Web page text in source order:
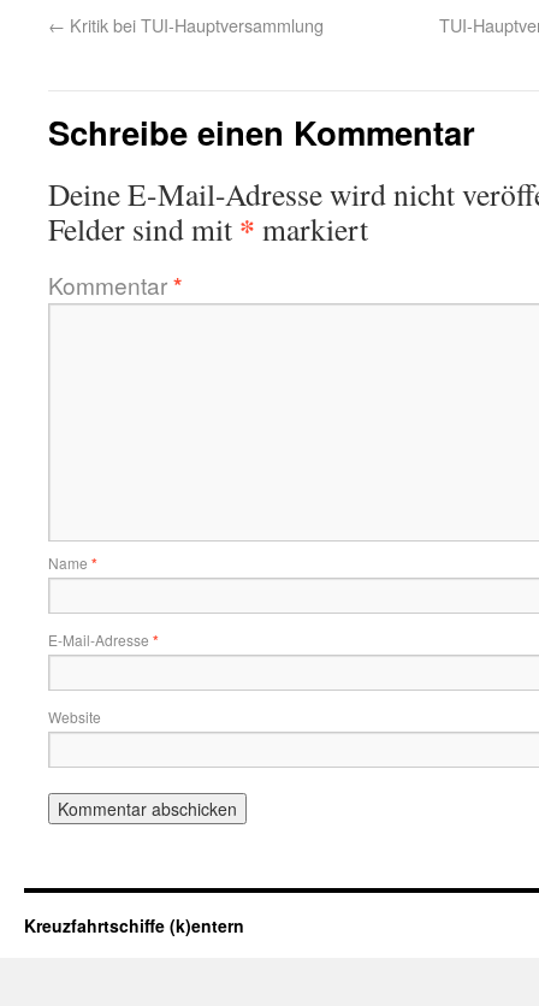
← Kritik bei TUI-Hauptversammlung TUI-
Schreibe einen Kommentar
Deine E-Mail-Adresse wird nicht
Felder sind mit * markiert
Kommentar*
Name *
E-Mail-Adresse *
Website
Kreuzfahrtschiffe (k)entern